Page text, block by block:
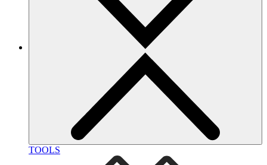
TOOLS